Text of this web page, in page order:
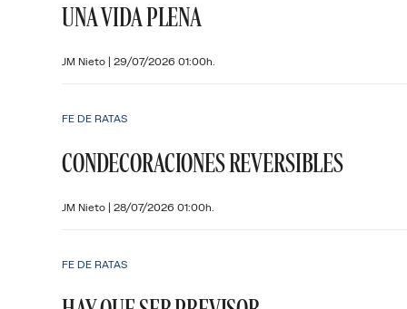
UNA VIDA PLENA
JM Nieto | 29/07/2026 01:00h.
FE DE RATAS
CONDECORACIONES REVERSIBLES
JM Nieto | 28/07/2026 01:00h.
FE DE RATAS